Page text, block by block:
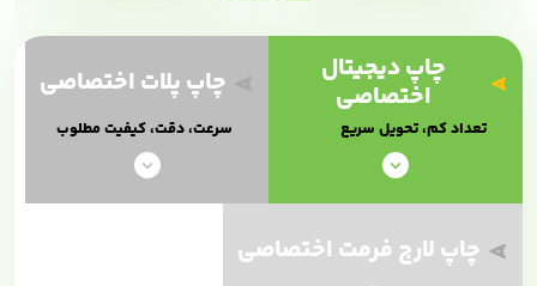
چاپ دیجیتال
اختصاصی
تعداد کم، تحویل سریع
چاپ پلات اختصاصی
سرعت، دقت، کیفیت مطلوب
چاپ لارج فرمت اختصاصی